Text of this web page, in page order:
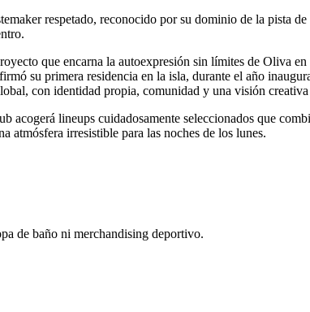
respetado, reconocido por su dominio de la pista
que encarna la autoexpresión sin límites de Oliva
su primera residencia en la isla, durante el año
con identidad propia, comunidad y una visión
lineups cuidadosamente seleccionados que
atmósfera irresistible para las noches de los lunes.
de baño ni merchandising deportivo.